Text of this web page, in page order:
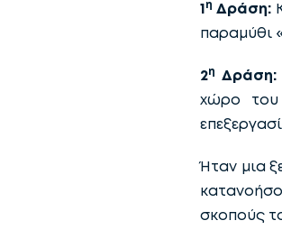
1η Δράση:
παραμύθι
2η Δράση:
χώρο του
Ήταν μια
σκοπούς